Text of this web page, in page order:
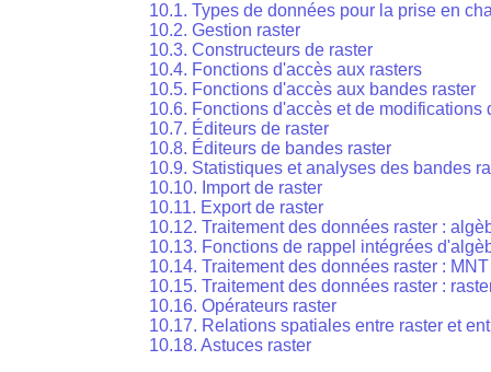
10.1. Types de données pour la prise en
10.2. Gestion raster
10.3. Constructeurs de raster
10.4. Fonctions d'accès aux rasters
10.5. Fonctions d'accès aux bandes raster
10.6. Fonctions d'accès et de modifications
10.7. Éditeurs de raster
10.8. Éditeurs de bandes raster
10.9. Statistiques et analyses des bandes
10.10. Import de raster
10.11. Export de raster
10.12. Traitement des données raster :
10.13. Fonctions de rappel intégrées
10.14. Traitement des données raster :
10.15. Traitement des données raster :
10.16. Opérateurs raster
10.17. Relations spatiales entre raster et
10.18. Astuces raster